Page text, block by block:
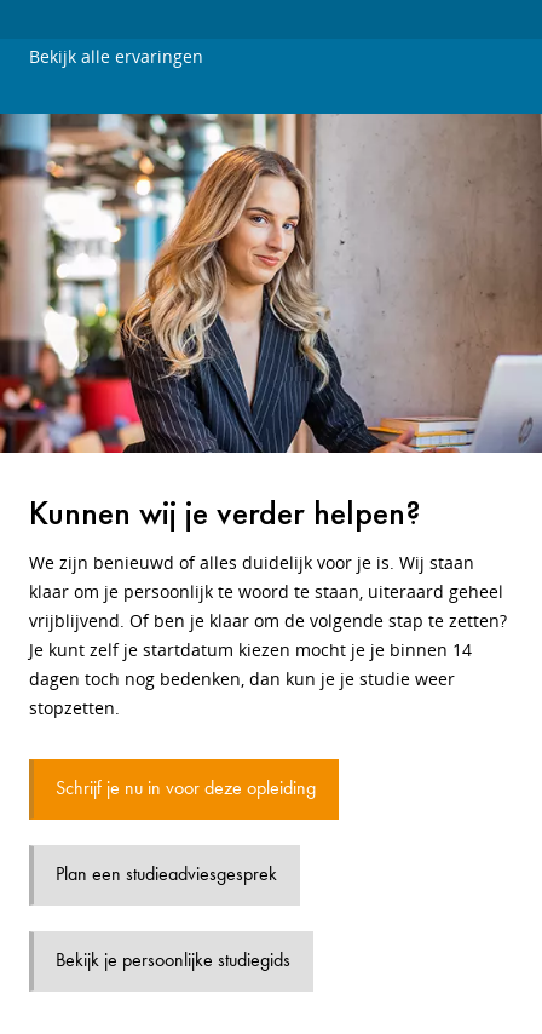
Bekijk alle ervaringen
Kunnen wij je verder helpen?
We zijn benieuwd of alles duidelijk voor je is. Wij staan
klaar om je persoonlijk te woord te staan, uiteraard geheel
vrijblijvend. Of ben je klaar om de volgende stap te zetten?
Je kunt zelf je startdatum kiezen mocht je je binnen 14
dagen toch nog bedenken, dan kun je je studie weer
stopzetten.
Schrijf je nu in voor deze opleiding
Plan een studieadviesgesprek
Bekijk je persoonlijke studiegids